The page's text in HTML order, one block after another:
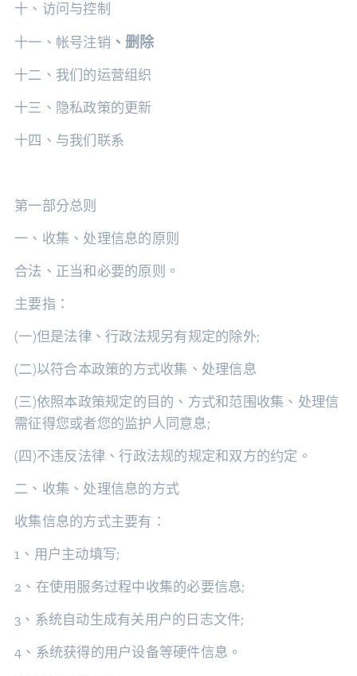
十、访问与控制
十一、帐号注销 、 删除
十二、我们的运营组织
十三、隐私政策的更新
十四、与我们联系
第一部分总则
一、收集、处理信息的原则
合法、正当和必要的原则。
主要指：
(一)但是法律、行政法规另有规定的除外;
(二)以符合本政策的方式收集、处理信息
(三)依照本政策规定的目的、方式和范围收集、处理信
需征得您或者您的监护人同意息;
(四)不违反法律、行政法规的规定和双方的约定。
二、收集、处理信息的方式
收集信息的方式主要有：
1、用户主动填写;
2、在使用服务过程中收集的必要信息;
3、系统自动生成有关用户的日志文件;
4、系统获得的用户设备等硬件信息。